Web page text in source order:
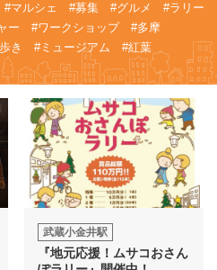
#マルシェ #募集 #グルメ
#ラリー
ー #ワークショップ
#多摩
き #ミュージアム #紅葉
武蔵小金井駅
『地元応援！ムサコおさん